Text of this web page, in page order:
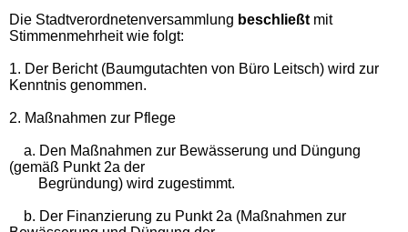
Die Stadtverordnetenversammlung beschließt mit
Stimmenmehrheit wie folgt:
1. Der Bericht (Baumgutachten von Büro Leitsch) wird zur
Kenntnis genommen.
2. Maßnahmen zur Pflege
a. Den Maßnahmen zur Bewässerung und Düngung
(gemäß Punkt 2a der
Begründung) wird zugestimmt.
b. Der Finanzierung zu Punkt 2a (Maßnahmen zur